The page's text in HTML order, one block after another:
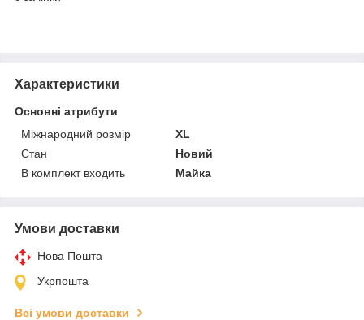
Характеристики
Основні атрибути
Міжнародний розмір
XL
Стан
Новий
В комплект входить
Майка
Умови доставки
Нова Пошта
Укрпошта
Всі умови доставки